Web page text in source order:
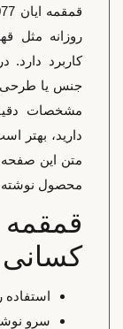
روزانه مثل
کاربرد دارد.
جنس یا طرحی
مشخصات
دارید، بهتر
متن این صفحه
محصول نوشته
استفاده
سرو